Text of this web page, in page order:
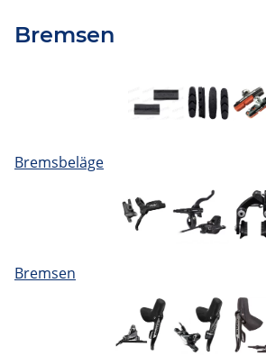
Bremsen
Bremsbeläge
Bremsen